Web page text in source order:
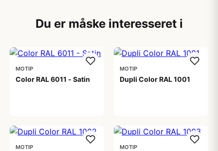
Du er måske interesseret i
MOTIP
Color RAL 6011 - Satin
MOTIP
Dupli Color RAL 1001
MOTIP MOTIP